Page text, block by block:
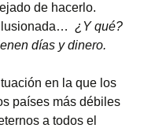
de hacerlo.
¿Y qué?
días y dinero.
en la que los
países más débiles
a todos el